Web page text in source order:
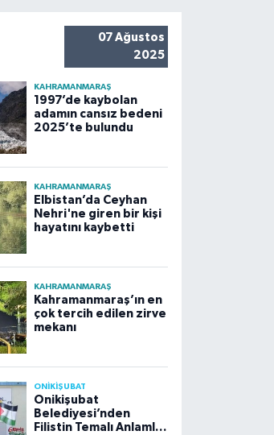
07 Ağustos
2025
KAHRAMANMARAŞ
1997’de kaybolan
adamın cansız bedeni
2025’te bulundu
KAHRAMANMARAŞ
Elbistan’da Ceyhan
Nehri'ne giren bir kişi
hayatını kaybetti
KAHRAMANMARAŞ
Kahramanmaraş’ın en
çok tercih edilen zirve
mekanı
ONİKİŞUBAT
Onikişubat
Belediyesi’nden
Filistin Temalı Anlamlı